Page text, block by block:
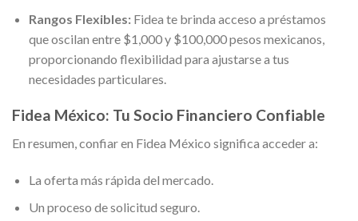
Rangos Flexibles:Fidea te brinda acceso a préstamos
que oscilan entre $1,000 y $100,000 pesos mexicanos,
proporcionando flexibilidad para ajustarse a tus
necesidades particulares.
Fidea México: Tu Socio Financiero Confiable
En resumen, confiar en Fidea México significa acceder a:
La oferta más rápida del mercado.
Un proceso de solicitud seguro.